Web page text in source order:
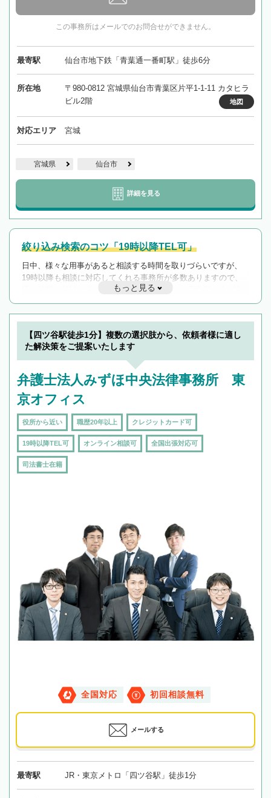
この事務所はメールでのお問合せができません。
最寄駅 仙台市地下鉄「青葉通一番町駅」徒歩6分
所在地
〒980-0812 宮城県仙台市青葉区片平1-1-11 カタヒラ
ビル2階
地図
対応エリア 宮城
宮城県 仙台市
詳細を見る
絞り込み検索のコツ「19時以降TEL可」
日中、様々な用事があると相談する時間を取りづらいですが、
19時以降も相談に対応してくれる事務所が多数ありますので、
遅い時間の相談が増えそうな場合はそのような事務所に絞り込
んで検索してみましょう。
19時以降TEL可の条件
を加えて再検索
もっと見る
【四ツ谷駅徒歩1分】複数の選択肢から、依頼者様に適し
た解決策をご提案いたします
弁護士法人みずほ中央法律事務所 東
京オフィス
役所から近い 職歴20年以上 クレジットカード可
19時以降TEL可 オンライン相談可 全国出張対応可
司法書士在籍
全国対応 初回相談無料
メールする
最寄駅 JR・東京メトロ「四ツ谷駅」徒歩1分